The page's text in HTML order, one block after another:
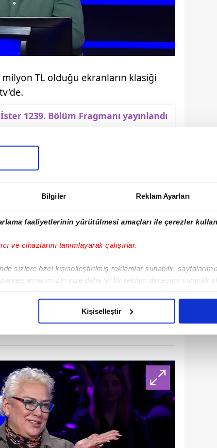
Bilgiler Reklam Ayarları
faaliyetlerinin yürütülmesi amaçları ile çerezler
ve cihazlarını tanımlayarak çalışırlar.
sizlere özel kişiselleştirilmiş reklamlar sunabilir,
amacımızın size daha iyi bir reklam deneyimi sunmak
verileriniz işlenmekte olup gerekli olan çerezler bilgi toplumu
çerezler, sitemizin daha işlevsel kılınması ve
amaçlarıyla sınırlı olarak açık rızanız dahilinde
yer alan panel vasıtasıyla belirleyebilirsiniz. Çerezlere
Metnimiziziyaret edebilirsiniz.
Kanunu uyarınca hazırlanmış Aydınlatma Metnimizi
Kişiselleştir
TL olduğu ekranların klasiği
1239. Bölüm Fragmanı yayınlandı